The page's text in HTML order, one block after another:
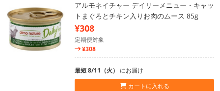
アルモネイチャー デイリーメニュー・キャッ
トまぐろとチキン入りお肉のムース 85g
¥308
定期便対象
¥308
最短 8/11（火） にお届け
カートに入れる